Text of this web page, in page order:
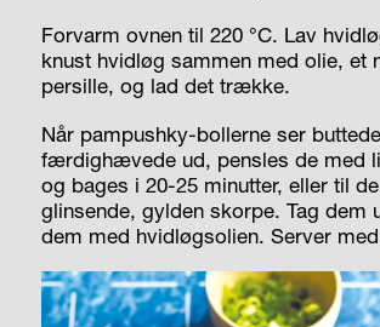
Forvarm ovnen til 220 °C. Lav
knust hvidløg sammen med olie, et
persille, og lad det trække.
Når pampushky-bollerne ser
færdighævede ud, pensles de med
og bages i 20-25 minutter, eller til
glinsende, gylden skorpe. Tag dem
dem med hvidløgsolien. Server